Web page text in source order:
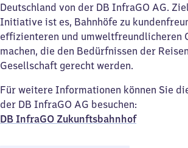
Deutschland von der DB InfraGO AG.
Initiative ist es, Bahnhöfe zu
effizienteren und umweltfreundlicheren
machen, die den Bedürfnissen der
Gesellschaft gerecht werden.
Für weitere Informationen können Sie
der DB InfraGO AG besuchen:
DB InfraGO Zukunftsbahnhof​